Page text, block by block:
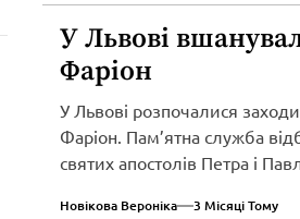
У Львові
Фаріон
У Львові розпочалися
Фаріон. Пам’ятна служба
святих апостолів Петра і
Новікова Вероніка 3 Місяці Тому